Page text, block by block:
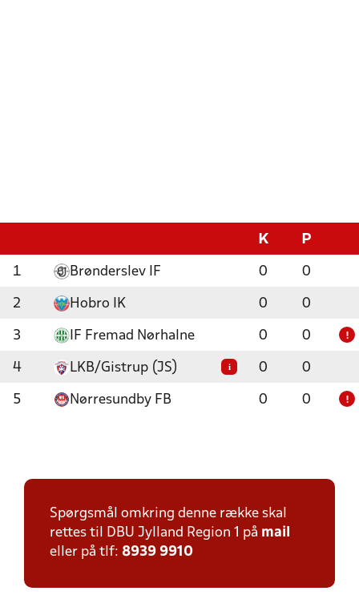
K P
1 Brønderslev IF 0 0
2 Hobro IK 0 0
3 IF Fremad Nørhalne 0 0 !
4 LKB/Gistrup (JS) i 0 0
5 Nørresundby FB 0 0 !
Spørgsmål omkring denne række skal
rettes til DBU Jylland Region 1 på mail
eller på tlf: 8939 9910